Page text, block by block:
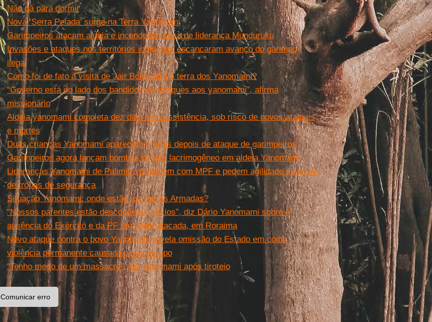
Não dá para dormir
Nova ‘Serra Pelada’ surge na Terra Yanomami
Garimpeiros atacam aldeia e incendeiam casa de liderança Munduruku
Invasões e ataques nos territórios indígenas escancaram avanço do garimpo
ilegal
Como foi de fato a visita de Jair Bolsonaro à terra dos Yanomami?
“Governo está do lado dos bandidos em ataques aos yanomami”, afirma
missionário
Aldeia yanomami completa dez dias sem assistência, sob risco de novos ataques
e mortes
Duas crianças Yanomami aparecem mortas depois de ataque de garimpeiros
Garimpeiros agora lançam bombas de gás lacrimogêneo em aldeia Yanomami
Lideranças Yanomami de Palimiú se reúnem com MPF e pedem agilidade no envio
de tropas de segurança
Situação Yanomami: onde estão as Forças Armadas?
“Nossos parentes estão descobertos, vazios”, diz Dário Yanomami sobre a
ausência do Exército e da PF na aldeia atacada, em Roraima
Novo ataque contra o povo Yanomami revela omissão do Estado em coibir
violência permanente causada pelo garimpo
“Tenho medo de um massacre”, diz yanomami após tiroteio
Comunicar erro